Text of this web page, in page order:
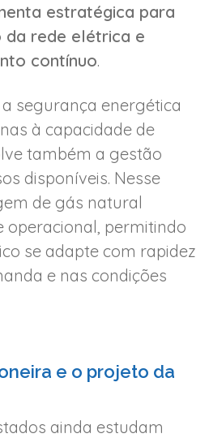
estratégica para
da rede elétrica e
contínuo.
segurança energética
à capacidade de
também a gestão
disponíveis. Nesse
de gás natural
operacional, permitindo
se adapte com rapidez
e nas condições
e o projeto da
ainda estudam